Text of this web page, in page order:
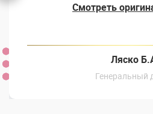
Смотреть
Ляско
Генеральный